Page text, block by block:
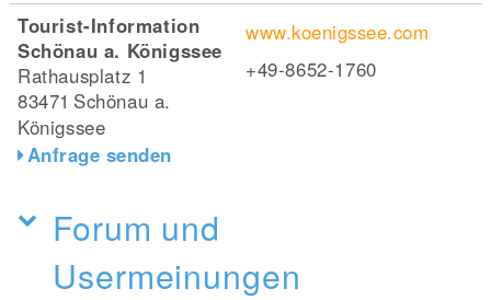
Tourist-Information
Schönau a. Königssee
Rathausplatz 1
83471 Schönau a.
Königssee
Anfrage senden
www.koenigssee.com
+49-8652-1760
Forum und
Usermeinungen